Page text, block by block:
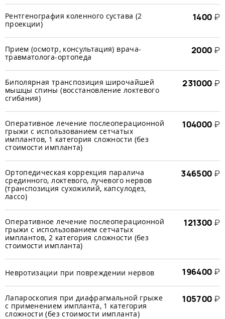
Рентгенография коленного сустава (2
проекции)
1400 ₽
Прием (осмотр, консультация) врача-
травматолога-ортопеда
2000 ₽
Биполярная транспозиция широчайшей
мышцы спины (восстановление локтевого
сгибания)
231000 ₽
Оперативное лечение послеоперационной
грыжи с использованием сетчатых
имплантов, 1 категория сложности (без
стоимости импланта)
104000 ₽
Ортопедическая коррекция паралича
срединного, локтевого, лучевого нервов
(транспозиция сухожилий, капсулодез,
лассо)
346500 ₽
Оперативное лечение послеоперационной
грыжи с использованием сетчатых
имплантов, 2 категория сложности (без
стоимости импланта)
121300 ₽
Невротизации при повреждении нервов 196400 ₽
Лапароскопия при диафрагмальной грыже
с применением импланта, 1 категория
сложности (без стоимости импланта)
105700 ₽